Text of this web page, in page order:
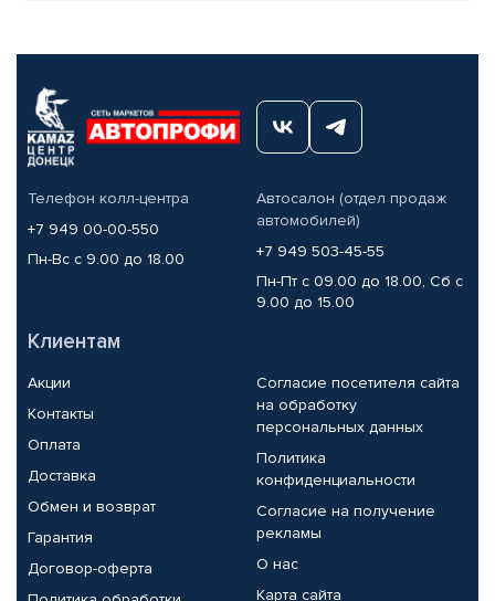
Телефон колл-центра
+7 949 00-00-550
Пн-Вс с 9.00 до 18.00
Автосалон (отдел продаж
автомобилей)
+7 949 503-45-55
Пн-Пт с 09.00 до 18.00, Сб с
9.00 до 15.00
Клиентам
Акции
Контакты
Оплата
Доставка
Обмен и возврат
Гарантия
Договор-оферта
Согласие посетителя сайта
на обработку
персональных данных
Политика
конфиденциальности
Согласие на получение
рекламы
О нас
Карта сайта